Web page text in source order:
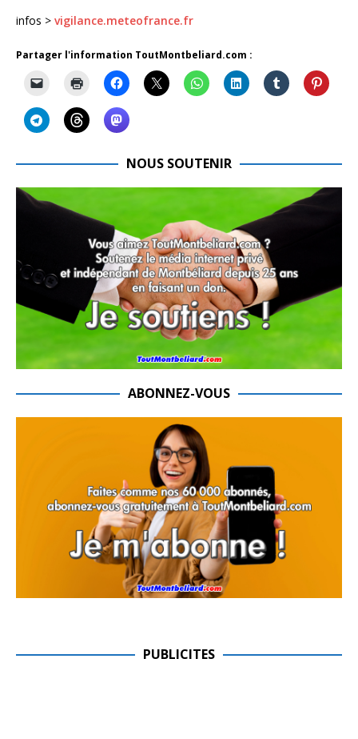
infos > vigilance.meteofrance.fr
Partager l'information ToutMontbeliard.com :
NOUS SOUTENIR
ABONNEZ-VOUS
PUBLICITES